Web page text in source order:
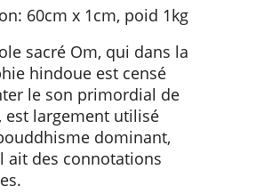
60cm x 1cm, poid 1kg
sacré Om, qui dans la
hindoue est censé
le son primordial de
est largement utilisé
dominant,
ait des connotations